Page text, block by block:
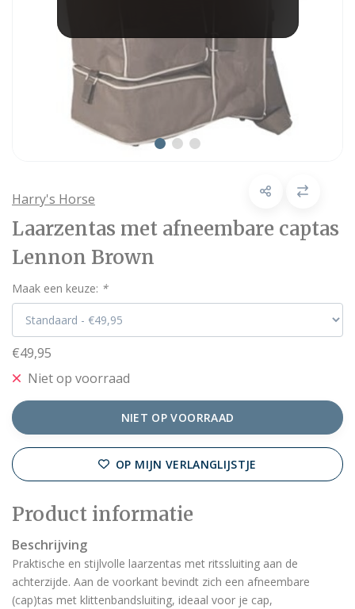
Harry's Horse
Laarzentas met afneembare captas
Lennon Brown
Maak een keuze: *
€49,95
Niet op voorraad
NIET OP VOORRAAD
OP MIJN VERLANGLIJSTJE
Product informatie
Beschrijving
Praktische en stijlvolle laarzentas met ritssluiting aan de
achterzijde. Aan de voorkant bevindt zich een afneembare
(cap)tas met klittenbandsluiting, ideaal voor je cap,